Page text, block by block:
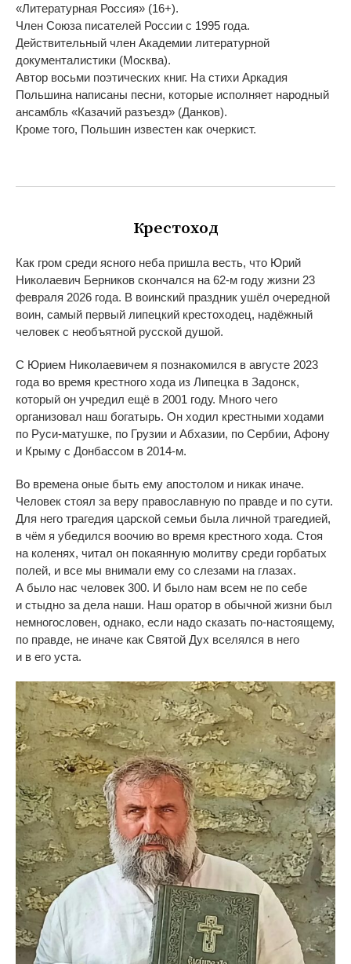
«Литературная Россия» (16+).
Член Союза писателей России с 1995 года.
Действительный член Академии литературной
документалистики (Москва).
Автор восьми поэтических книг. На стихи Аркадия
Польшина написаны песни, которые исполняет народный
ансамбль «Казачий разъезд» (Данков).
Кроме того, Польшин известен как очеркист.
Крестоход
Как гром среди ясного неба пришла весть, что Юрий
Николаевич Берников скончался на 62-м году жизни 23
февраля 2026 года. В воинский праздник ушёл очередной
воин, самый первый липецкий крестоходец, надёжный
человек с необъятной русской душой.
С Юрием Николаевичем я познакомился в августе 2023
года во время крестного хода из Липецка в Задонск,
который он учредил ещё в 2001 году. Много чего
организовал наш богатырь. Он ходил крестными ходами
по Руси-матушке, по Грузии и Абхазии, по Сербии, Афону
и Крыму с Донбассом в 2014-м.
Во времена оные быть ему апостолом и никак иначе.
Человек стоял за веру православную по правде и по сути.
Для него трагедия царской семьи была личной трагедией,
в чём я убедился воочию во время крестного хода. Стоя
на коленях, читал он покаянную молитву среди горбатых
полей, и все мы внимали ему со слезами на глазах.
А было нас человек 300. И было нам всем не по себе
и стыдно за дела наши. Наш оратор в обычной жизни был
немногословен, однако, если надо сказать по-настоящему,
по правде, не иначе как Святой Дух вселялся в него
и в его уста.